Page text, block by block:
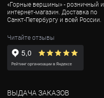
«Горные вершины» - розничный и
интернет-магазин. Доставка по
Санкт-Петербургу и всей России.
Читайте отзывы
ВЫДАЧА ЗАКАЗОВ